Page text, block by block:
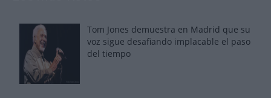
Tom Jones demuestra en Madrid que su
voz sigue desafiando implacable el paso
del tiempo